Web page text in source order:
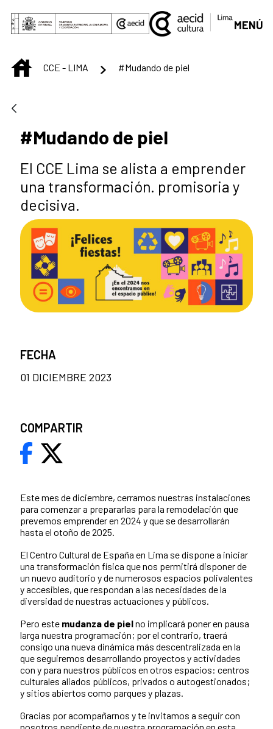
Saltar al contenido principal
MENÚ
INICIOCCE - LIMA #Mudando de piel
#Mudando de piel
El CCE Lima se alista a emprender
una transformación. promisoria y
decisiva.
Este mes de diciembre, cerramos nuestras instalaciones
para comenzar a prepararlas para la remodelación que
prevemos emprender en 2024 y que se desarrollarán
hasta el otoño de 2025.
El Centro Cultural de España en Lima se dispone a iniciar
una transformación física que nos permitirá disponer de
un nuevo auditorio y de numerosos espacios polivalentes
y accesibles, que respondan a las necesidades de la
diversidad de nuestras actuaciones y públicos.
Pero este mudanza de pielno implicará poner en pausa
larga nuestra programación; por el contrario, traerá
consigo una nueva dinámica más descentralizada en la
que seguiremos desarrollando proyectos y actividades
con y para nuestros públicos en otros espacios: centros
culturales aliados públicos, privados o autogestionados;
y sitios abiertos como parques y plazas.
Gracias por acompañarnos y te invitamos a seguir con
FECHA
01 DICIEMBRE 2023
COMPARTIR